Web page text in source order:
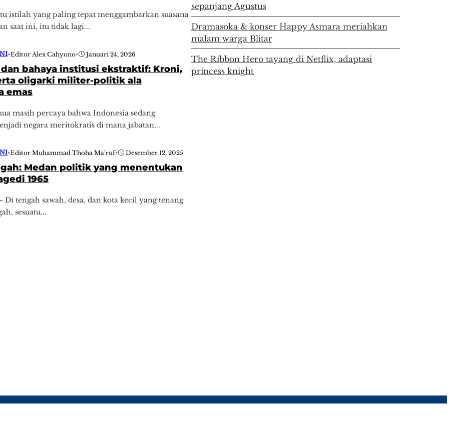
istilah yang paling tepat menggambarkan suasana
saat ini, itu tidak lagi...
•Editor Alex Cahyono• Januari 24, 2026
dan bahaya institusi ekstraktif: Kroni,
oligarki militer-politik ala
emas
masih percaya bahwa Indonesia sedang
negara meritokratis di mana jabatan...
•Editor Muhammad Thoha Ma’ruf• Desember 12, 2025
Medan politik yang menentukan
1965
Di tengah sawah, desa, dan kota kecil yang tenang
sesuatu...
sepanjang Agustus
Dramasoka & konser Happy Asmara meriahkan
malam warga Blitar
The Ribbon Hero tayang di Netflix, adaptasi
princess knight